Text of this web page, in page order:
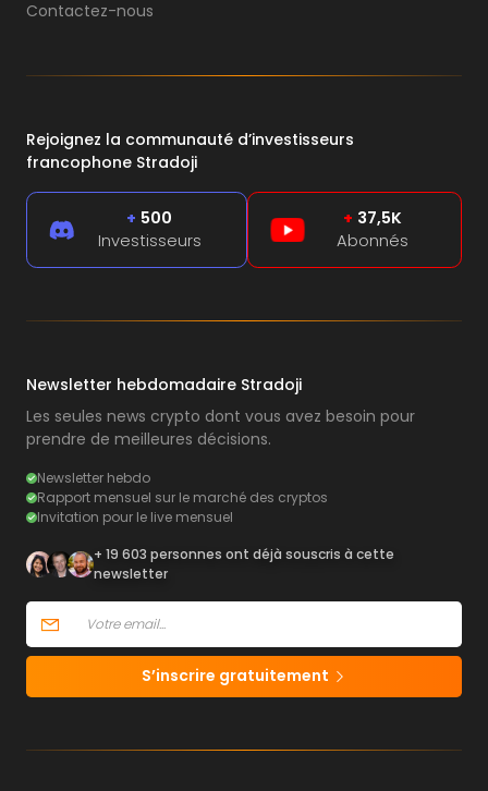
Contactez-nous
Rejoignez la communauté d’investisseurs
francophone Stradoji
+ 500
Investisseurs
+ 37,5K
Abonnés
Newsletter hebdomadaire Stradoji
Les seules news crypto dont vous avez besoin pour
prendre de meilleures décisions.
Newsletter hebdo
Rapport mensuel sur le marché des cryptos
Invitation pour le live mensuel
+ 19 603 personnes ont déjà souscris à cette
newsletter
S’inscrire gratuitement